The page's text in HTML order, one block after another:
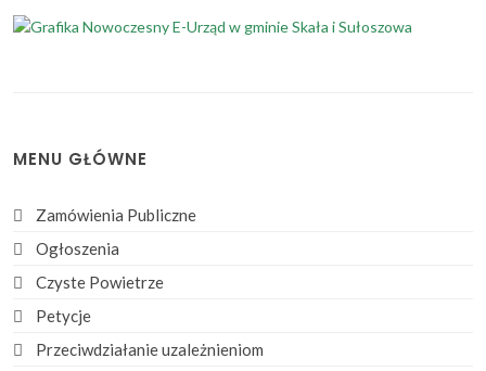
MENU GŁÓWNE
Zamówienia Publiczne
Ogłoszenia
Czyste Powietrze
Petycje
Przeciwdziałanie uzależnieniom